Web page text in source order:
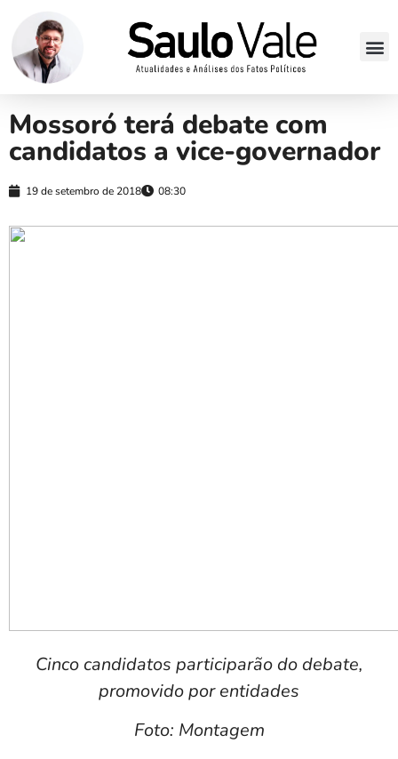
Mossoró terá debate com
candidatos a vice-governador
19 de setembro de 2018 08:30
Cinco candidatos participarão do debate,
promovido por entidades
Foto: Montagem